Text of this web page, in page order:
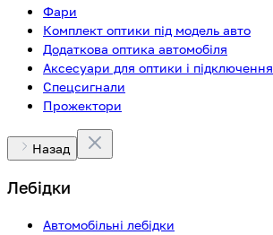
Фари
Комплект оптики під модель авто
Додаткова оптика автомобіля
Аксесуари для оптики і підключення
Спецсигнали
Прожектори
Назад
Лебідки
Автомобільні лебідки